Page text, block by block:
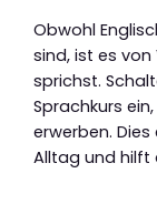
Obwohl
sind, ist es
sprichst.
Sprachkurs
erwerben.
Alltag und hilft